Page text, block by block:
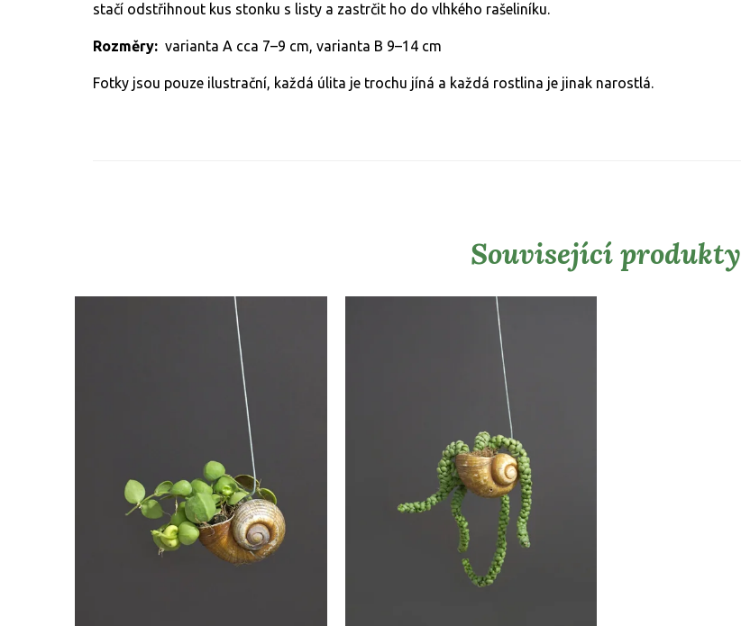
Související produkty
stačí odstřihnout kus stonku s listy a zastrčit ho do vlhkého rašeliníku.
Rozměry: varianta A cca 7–9 cm, varianta B 9–14 cm
Fotky jsou pouze ilustrační, každá úlita je trochu jíná a každá rostlina je jinak narostlá.